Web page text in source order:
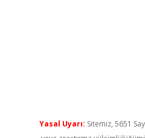
Yasal Uyarı: Sitemiz, 5651